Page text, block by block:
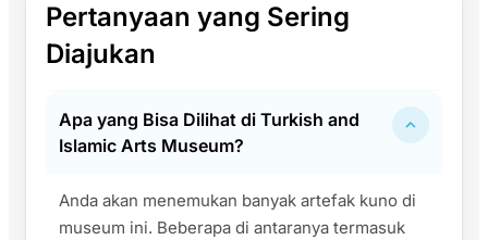
Pertanyaan yang Sering
Diajukan
Apa yang Bisa Dilihat di Turkish and
Islamic Arts Museum?
Anda akan menemukan banyak artefak kuno di
museum ini. Beberapa di antaranya termasuk